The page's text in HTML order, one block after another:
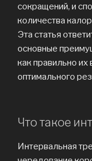
сокращений, и
количества
Эта статья
основные
как правильно
оптимального
Что такое
Интервальная